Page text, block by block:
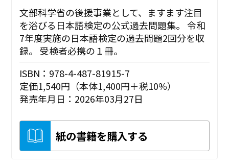
文部科学省の後援事業として、ますます注目
を浴びる日本語検定の公式過去問題集。 令和
7年度実施の日本語検定の過去問題2回分を収
録。 受検者必携の１冊。
ISBN：978-4-487-81915-7
定価1,540円（本体1,400円＋税10%）
発売年月日：2026年03月27日
紙の書籍を購入する